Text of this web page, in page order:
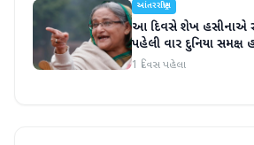
આંતરરાષ્ટ્રીય
આ દિવસે શેખ હસીનાએ
પહેલી વાર દુનિયા
1 દિવસ પહેલા